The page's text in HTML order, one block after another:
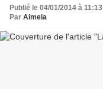
Publié le 04/01/2014 à 11:13
Par Aimela